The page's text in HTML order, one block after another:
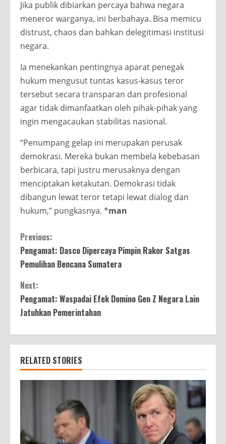
Jika publik dibiarkan percaya bahwa negara
meneror warganya, ini berbahaya. Bisa memicu
distrust, chaos dan bahkan delegitimasi institusi
negara.
Ia menekankan pentingnya aparat penegak
hukum mengusut tuntas kasus-kasus teror
tersebut secara transparan dan profesional
agar tidak dimanfaatkan oleh pihak-pihak yang
ingin mengacaukan stabilitas nasional.
“Penumpang gelap ini merupakan perusak
demokrasi. Mereka bukan membela kebebasan
berbicara, tapi justru merusaknya dengan
menciptakan ketakutan. Demokrasi tidak
dibangun lewat teror tetapi lewat dialog dan
hukum,” pungkasnya. *man
Continue
Reading
Previous:
Pengamat: Dasco Dipercaya Pimpin Rakor Satgas
Pemulihan Bencana Sumatera
Next:
Pengamat: Waspadai Efek Domino Gen Z Negara Lain
Jatuhkan Pemerintahan
RELATED STORIES